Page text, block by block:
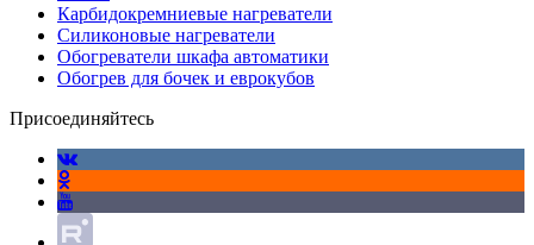
Карбидокремниевые нагреватели
Силиконовые нагреватели
Обогреватели шкафа автоматики
Обогрев для бочек и еврокубов
Присоединяйтесь